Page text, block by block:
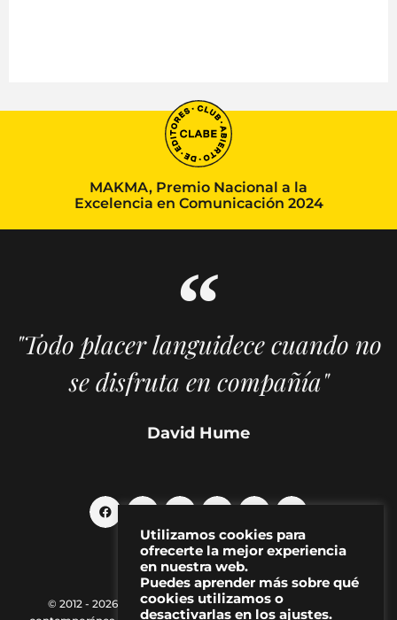
MAKMA, Premio Nacional a la
Excelencia en Comunicación 2024
"Todo placer languidece cuando no
se disfruta en compañía"
David Hume
© 2012 - 2026 MAKMA | Revista de artes visuales y cultura
Utilizamos cookies para
ofrecerte la mejor experiencia
en nuestra web.
Puedes aprender más sobre qué
cookies utilizamos o
desactivarlas en los ajustes.